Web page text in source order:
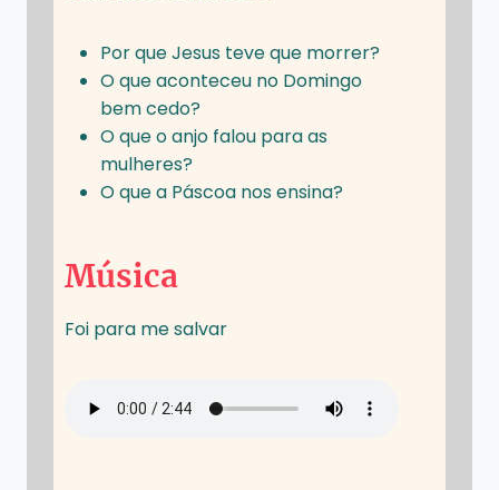
Por que Jesus teve que morrer?
O que aconteceu no Domingo
bem cedo?
O que o anjo falou para as
mulheres?
O que a Páscoa nos ensina?
Música
Foi para me salvar